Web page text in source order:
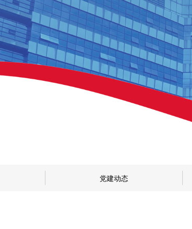
党建动态